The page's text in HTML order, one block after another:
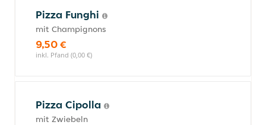
Pizza Funghi
mit Champignons
9,50 €
inkl. Pfand (0,00 €)
Pizza Cipolla
mit Zwiebeln